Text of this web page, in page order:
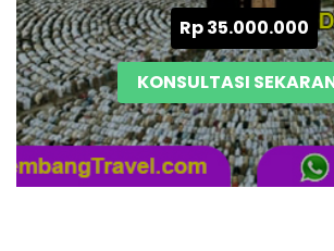
Rp35.000.000
KONSULTASI